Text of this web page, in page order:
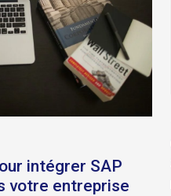
intégrer SAP
votre entreprise